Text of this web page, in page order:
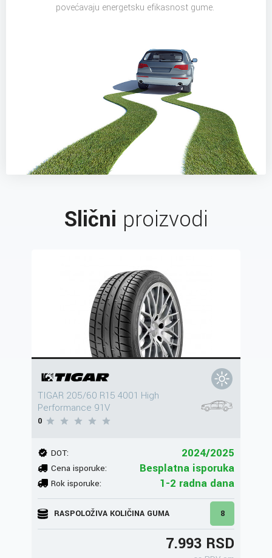
povećavaju energetsku efikasnost gume.
Slični proizvodi
TIGAR 205/60 R15 4001 High
Performance 91V
0
DOT: 2024/2025
Cena isporuke: Besplatna isporuka
Rok isporuke: 1-2 radna dana
RASPOLOŽIVA KOLIČINA GUMA 8
7.993 RSD